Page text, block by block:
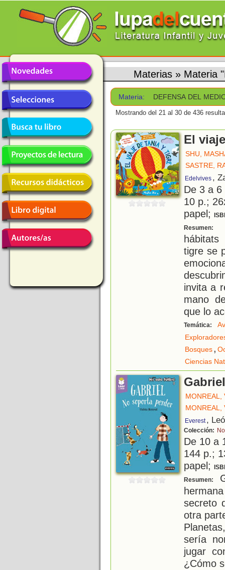
Materias » Materia
Materia: DEFENSA DEL
Mostrando del 21 al 30 de 436
El
SHU,
SASTRE,
Edelvives ,
De 3 a
10 p.;
papel;
Resumen:
hábitats
tigre se
invita a
mano
que lo
Temática:
Bosques,
Ciencias
MONREAL,
MONREAL,
Everest ,
Colección:
De 10 a
144 p.;
papel;
Resumen:
secreto
otra
sería
jugar
¿Cómo